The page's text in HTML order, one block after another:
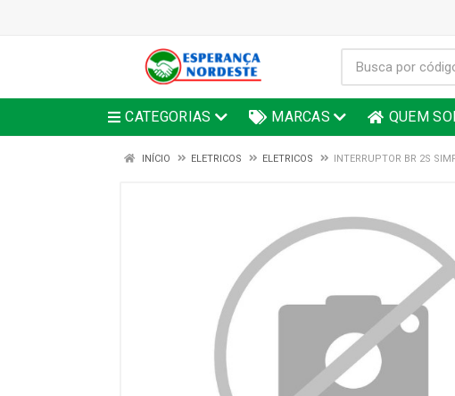
CATEGORIAS MARCAS QUEM
INÍCIO ELETRICOS ELETRICOS INTERRUPTOR BR 2S